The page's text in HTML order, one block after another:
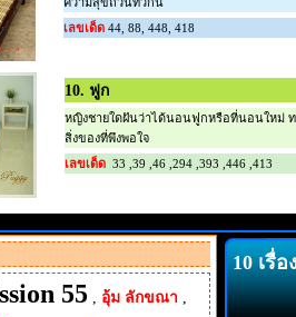
เลขเด็ด 44, 88, 448, 418
10. ฟูก
หญิงชายใดฝันว่าได้นอนฟูกหรือที่นอนใหม่ ท
สิ่งของที่พึงพอใจ
เลขเด็ด 33 ,39 ,46 ,294 ,393 ,446 ,413
55, อุ้ม ลักขณา ,
10 เรื่อ